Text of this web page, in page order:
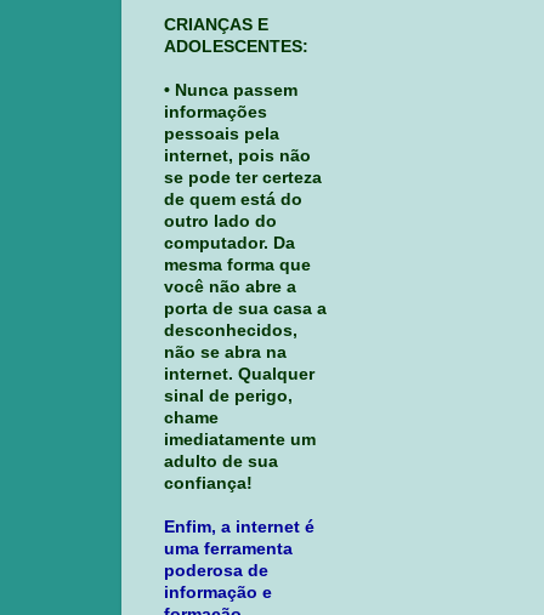
CRIANÇAS E
ADOLESCENTES:
• Nunca passem
informações
pessoais pela
internet, pois não
se pode ter certeza
de quem está do
outro lado do
computador. Da
mesma forma que
você não abre a
porta de sua casa a
desconhecidos,
não se abra na
internet. Qualquer
sinal de perigo,
chame
imediatamente um
adulto de sua
confiança!
Enfim, a internet é
uma ferramenta
poderosa de
informação e